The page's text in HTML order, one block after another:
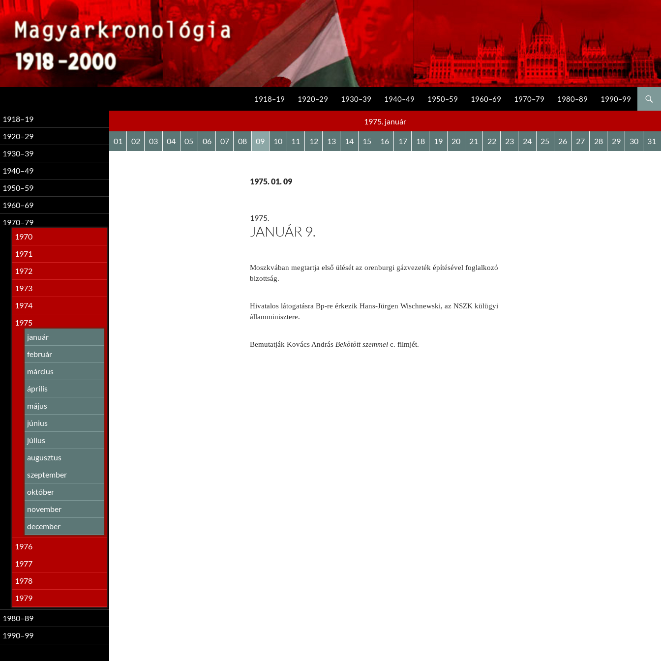
1918–19 1920–29 1930–39 1940–49 1950–59 1960–69 1970–79 1980–89 1990–99
1975. január
01 02 03 04 05 06 07 08 09 10 11 12 13 14 15 16 17 18 19 20 21 22 23 24 25 26 27 28 29 30 31
1975. 01. 09
1975.
JANUÁR 9.
Moszkvában megtartja első ülését az orenburgi gázvezeték építésével foglalkozó
bizottság.
Hivatalos látogatásra Bp-re érkezik Hans-Jürgen Wischnewski, az NSZK külügyi
államminisztere.
Bemutatják Kovács András Bekötött szemmel c. filmjét.
1918–19
1920–29
1930–39
1940–49
1950–59
1960–69
1970–79
1970
1971
1972
1973
1974
1975
január
február
március
április
május
június
július
augusztus
szeptember
október
november
december
1976
1977
1978
1979
1980–89
1990–99